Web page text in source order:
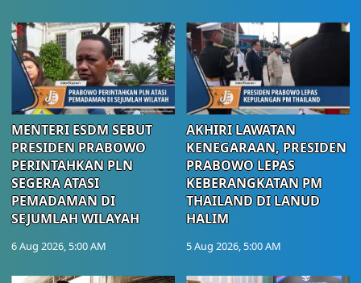
MENTERI ESDM SEBUT
PRESIDEN PRABOWO
PERINTAHKAN PLN
SEGERA ATASI
PEMADAMAN DI
SEJUMLAH WILAYAH
6 Aug 2026, 5:00 AM
AKHIRI LAWATAN
KENEGARAAN, PRESIDEN
PRABOWO LEPAS
KEBERANGKATAN PM
THAILAND DI LANUD
HALIM
5 Aug 2026, 5:00 AM